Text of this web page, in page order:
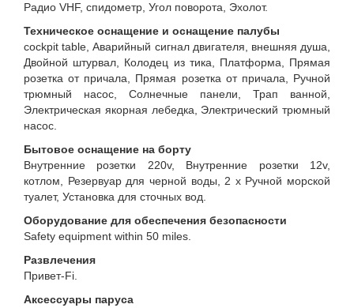
Радио VHF, спидометр, Угол поворота, Эхолот.
Техническое оснащение и оснащение палубы
cockpit table, Аварийный сигнал двигателя, внешняя душа,
Двойной штурвал, Колодец из тика, Платформа, Прямая
розетка от причала, Прямая розетка от причала, Ручной
трюмный насос, Солнечные панели, Трап ванной,
Электрическая якорная лебедка, Электрический трюмный
насос.
Бытовое оснащение на борту
Внутренние розетки 220v, Внутренние розетки 12v,
котлом, Резервуар для черной воды, 2 x Ручной морской
туалет, Установка для сточных вод.
Оборудование для обеспечения безопасности
Safety equipment within 50 miles.
Развлечения
Привет-Fi.
Аксессуары паруса